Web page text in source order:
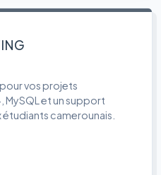
vos projets
MySQL et un support
camerounais.